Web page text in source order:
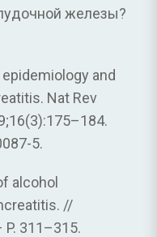
железы?
epidemiology and
Nat Rev
5.
alcohol
//
P. 311–315.